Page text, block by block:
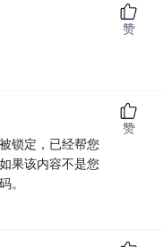
赞
锁定，已经帮您
果该内容不是您
。
赞